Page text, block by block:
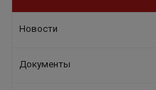
Новости
Документы